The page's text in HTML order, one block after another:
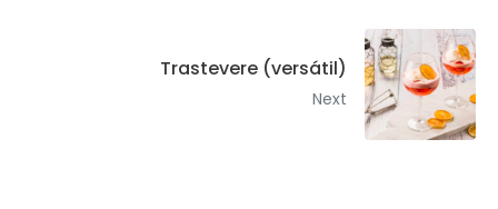
Trastevere (versátil)
Next